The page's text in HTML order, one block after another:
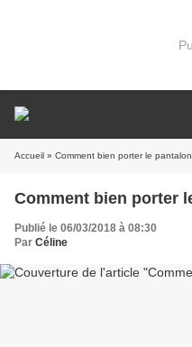
Accueil » Comment bien porter le
Comment bien porter
Publié le 06/03/2018 à 08:30
Par Céline